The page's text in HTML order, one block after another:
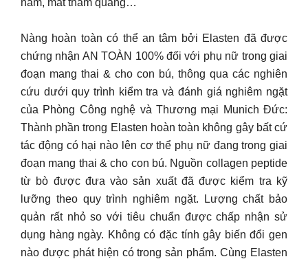
nám, mắt thâm quầng…
Nàng hoàn toàn có thể an tâm bởi Elasten đã được
chứng nhận AN TOÀN 100% đối với phụ nữ trong giai
đoạn mang thai & cho con bú, thông qua các nghiên
cứu dưới quy trình kiểm tra và đánh giá nghiêm ngặt
của Phòng Công nghệ và Thương mại Munich Đức:
Thành phần trong Elasten hoàn toàn không gây bất cứ
tác động có hại nào lên cơ thể phụ nữ đang trong giai
đoạn mang thai & cho con bú. Nguồn collagen peptide
từ bò được đưa vào sản xuất đã được kiểm tra kỹ
lưỡng theo quy trình nghiêm ngặt. Lượng chất bảo
quản rất nhỏ so với tiêu chuẩn được chấp nhận sử
dụng hàng ngày. Không có đặc tính gây biến đổi gen
nào được phát hiện có trong sản phẩm. Cùng Elasten